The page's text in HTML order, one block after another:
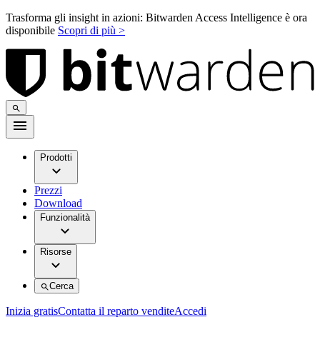
Trasforma gli insight in azioni: Bitwarden Access Intelligence è ora
disponibile Scopri di più >
Prodotti
Prezzi
Download
Funzionalità
Risorse
Cerca
Inizia gratisContatta il reparto venditeAccedi